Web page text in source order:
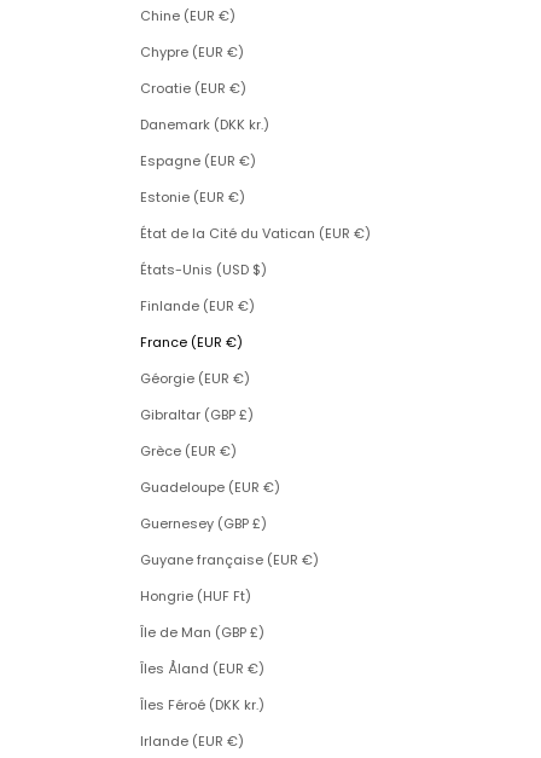
Chine (EUR €)
Chypre (EUR €)
Croatie (EUR €)
Danemark (DKK kr.)
Espagne (EUR €)
Estonie (EUR €)
État de la Cité du Vatican (EUR €)
États-Unis (USD $)
Finlande (EUR €)
France (EUR €)
Géorgie (EUR €)
Gibraltar (GBP £)
Grèce (EUR €)
Guadeloupe (EUR €)
Guernesey (GBP £)
Guyane française (EUR €)
Hongrie (HUF Ft)
Île de Man (GBP £)
Îles Åland (EUR €)
Îles Féroé (DKK kr.)
Irlande (EUR €)